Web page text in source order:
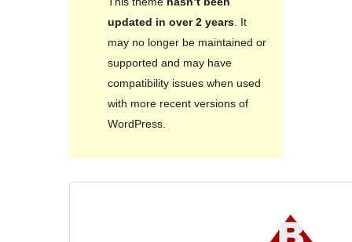
updated in over 2 years. It
may no longer be maintained or
supported and may have
compatibility issues when used
with more recent versions of
WordPress.